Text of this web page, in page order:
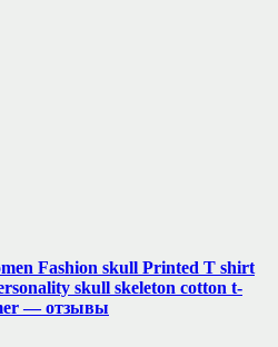
Fashion skull Printed T shirt
skull skeleton cotton t-
— отзывы